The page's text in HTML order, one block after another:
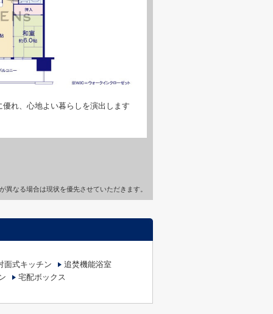
れ、心地よい暮らしを演出します
なる場合は現状を優先させていただきます。
面式キッチン
追焚機能浴室
宅配ボックス